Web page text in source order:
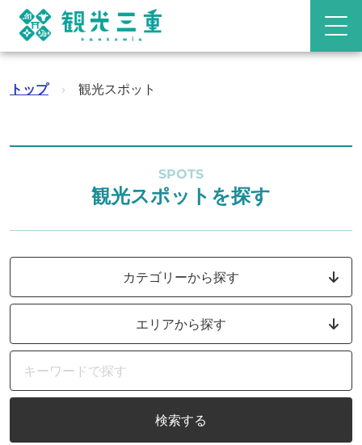
トップ › 観光スポット
SPOTS
観光スポットを探す
カテゴリーから探す
エリアから探す
検索する